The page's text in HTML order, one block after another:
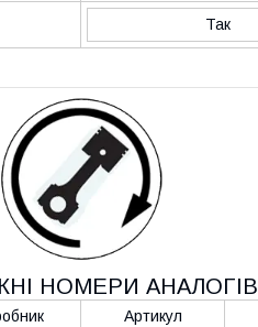
Так
НОМЕРИ АНАЛОГІВ
Артикул